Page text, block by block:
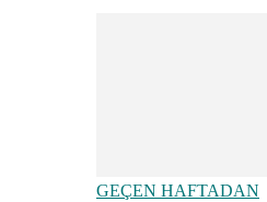
GEÇEN HAFTADAN